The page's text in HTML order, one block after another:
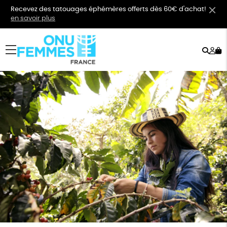
Recevez des tatouages éphémères offerts dès 60€ d'achat!
en savoir plus
menu